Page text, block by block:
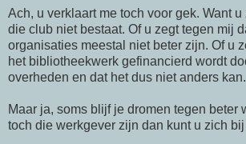
Ach, u verklaart me toch voor gek. Want
die club niet bestaat. Of u zegt tegen mij
organisaties meestal niet beter zijn. Of u
het bibliotheekwerk gefinancierd wordt
overheden en dat het dus niet anders kan.
Maar ja, soms blijf je dromen tegen beter
toch die werkgever zijn dan kunt u zich